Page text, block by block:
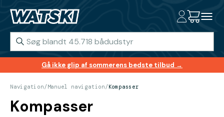
Gå ikke glip af sommerens bedste tilbud →
Navigation/Manuel navigation/Kompasser
Kompasser